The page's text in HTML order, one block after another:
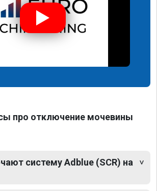
про отключение мочевины
систему Adblue (SCR) на